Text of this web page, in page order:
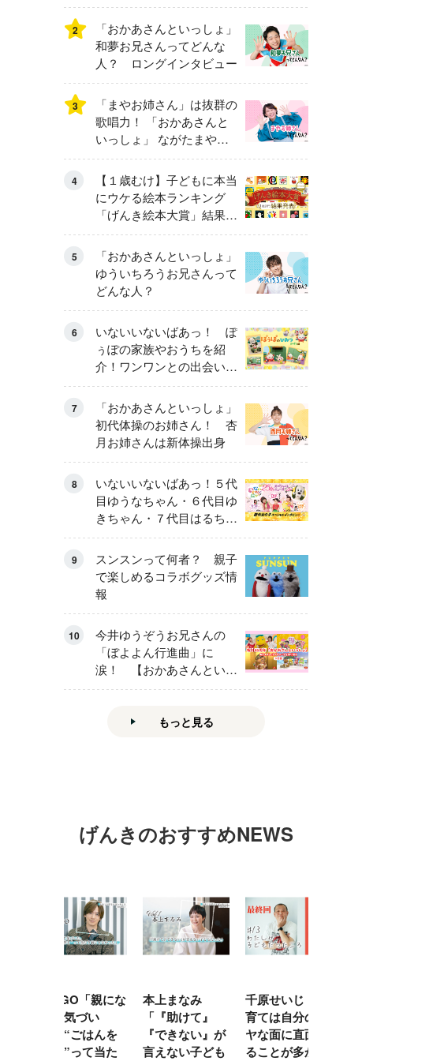
2
「おかあさんといっしょ」
和夢お兄さんってどんな
人？ ロングインタビュー
3
「まやお姉さん」は抜群の
歌唱力！ 「おかあさんと
いっしょ」 ながたまやさ
んってどんな人？
4
【１歳むけ】子どもに本当
にウケる絵本ランキング
「げんき絵本大賞」結果発
表
5
「おかあさんといっしょ」
ゆういちろうお兄さんって
どんな人？
6
いないいないばあっ！ ぽ
ぅぽの家族やおうちを紹
介！ワンワンとの出会いの
瞬間も
7
「おかあさんといっしょ」
初代体操のお姉さん！ 杏
月お姉さんは新体操出身
8
いないいないばあっ！５代
目ゆうなちゃん・６代目ゆ
きちゃん・７代目はるちゃ
ん スペシャルインタビュ
ー
9
スンスンって何者？ 親子
で楽しめるコラボグッズ情
報
10
今井ゆうぞうお兄さんの
「ぼよよん行進曲」に
涙！ 【おかあさんといっ
しょ65周年特別番組】
もっと見る
げんきのおすすめNEWS
DAIGO「親にな
た。“ごはんを
作る”って当た
本上まなみ
「『助けて』
『できない』が
言えない子ども
千原せいじ「子
育ては自分のイ
ヤな面に直面す
ることが多かっ
ハナコ秋山寛貴
「美大を蹴って
お笑い芸人の道
に。僕の役割は